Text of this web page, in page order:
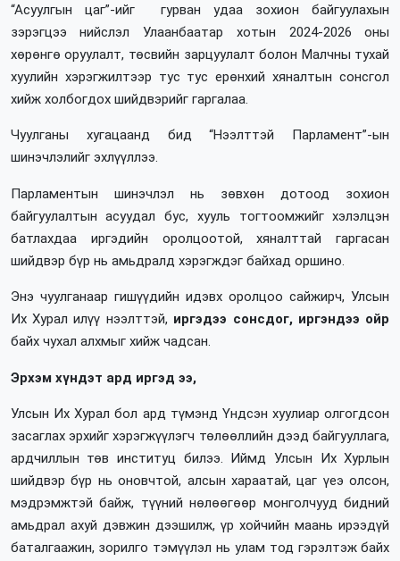
“Асуулгын цаг”-ийг гурван удаа зохион байгуулахын
зэрэгцээ нийслэл Улаанбаатар хотын 2024-2026 оны
хөрөнгө оруулалт, төсвийн зарцуулалт болон Малчны тухай
хуулийн хэрэгжилтээр тус тус ерөнхий хяналтын сонсгол
хийж холбогдох шийдвэрийг гаргалаа.
Чуулганы хугацаанд бид “Нээлттэй Парламент”-ын
шинэчлэлийг эхлүүллээ.
Парламентын шинэчлэл нь зөвхөн дотоод зохион
байгуулалтын асуудал бус, хууль тогтоомжийг хэлэлцэн
батлахдаа иргэдийн оролцоотой, хяналттай гаргасан
шийдвэр бүр нь амьдралд хэрэгждэг байхад оршино.
Энэ чуулганаар гишүүдийн идэвх оролцоо сайжирч, Улсын
Их Хурал илүү нээлттэй, иргэдээ сонсдог, иргэндээ ойр
байх чухал алхмыг хийж чадсан.
Эрхэм хүндэт ард иргэд ээ,
Улсын Их Хурал бол ард түмэнд Үндсэн хуулиар олгогдсон
засаглах эрхийг хэрэгжүүлэгч төлөөллийн дээд байгууллага,
ардчиллын төв институц билээ. Иймд Улсын Их Хурлын
шийдвэр бүр нь оновчтой, алсын хараатай, цаг үеэ олсон,
мэдрэмжтэй байж, түүний нөлөөгөөр монголчууд бидний
амьдрал ахуй дэвжин дээшилж, үр хойчийн маань ирээдүй
баталгаажин, зорилго тэмүүлэл нь улам тод гэрэлтэж байх